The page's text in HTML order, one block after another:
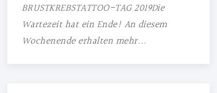
BRUSTKREBSTATTOO-TAG 2019Die
Wartezeit hat ein Ende! An diesem
Wochenende erhalten mehr...